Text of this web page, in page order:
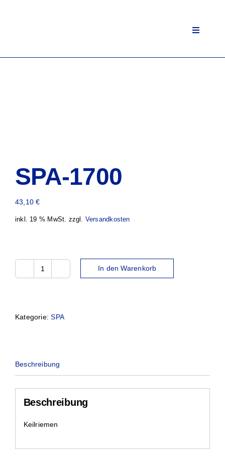
Toggle
SPA-1700
43,10€
inkl. 19 % MwSt. zzgl. Versandkosten
SPA-
In den Warenkorb
Kategorie:SPA
Beschreibung
Beschreibung
Keilriemen